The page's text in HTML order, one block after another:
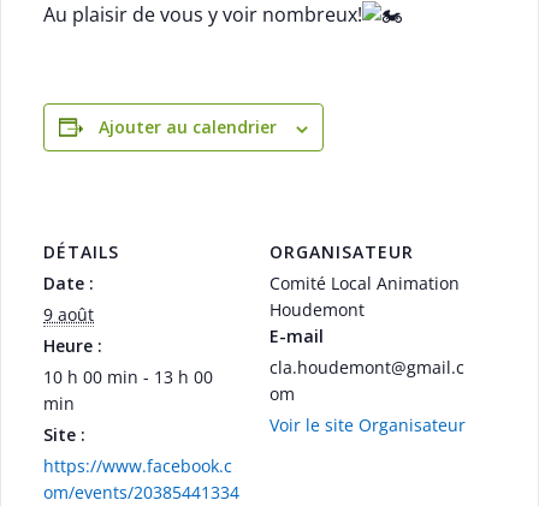
Au plaisir de vous y voir nombreux!
Ajouter au calendrier
DÉTAILS
Date :
9 août
Heure :
10 h 00 min - 13 h 00
min
Site :
https://www.facebook.c
om/events/20385441334
ORGANISATEUR
Comité Local Animation
Houdemont
E-mail
cla.houdemont@gmail.c
om
Voir le site Organisateur